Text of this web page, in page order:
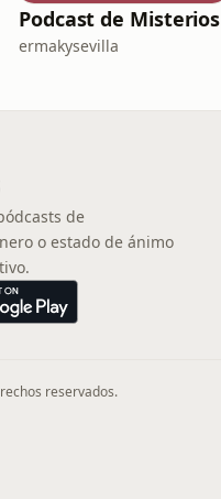
Podcast de Misterios
ermakysevilla
de
o estado de ánimo
reservados.